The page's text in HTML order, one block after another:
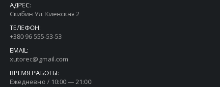
АДРЕС:
Скибин Ул. Киевская 2
ТЕЛЕФОН:
+380 96 555-53-53
EMAIL:
xutorec@gmail.com
ВРЕМЯ РАБОТЫ:
Ежедневно / 10:00 — 21:00